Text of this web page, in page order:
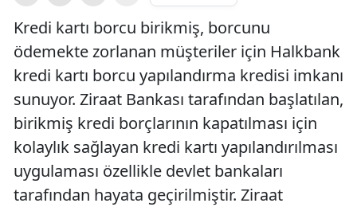
Kredi kartı borcu birikmiş, borcunu
ödemekte zorlanan müşteriler için Halkbank
kredi kartı borcu yapılandırma kredisi imkanı
sunuyor. Ziraat Bankası tarafından başlatılan,
birikmiş kredi borçlarının kapatılması için
kolaylık sağlayan kredi kartı yapılandırılması
uygulaması özellikle devlet bankaları
tarafından hayata geçirilmiştir. Ziraat